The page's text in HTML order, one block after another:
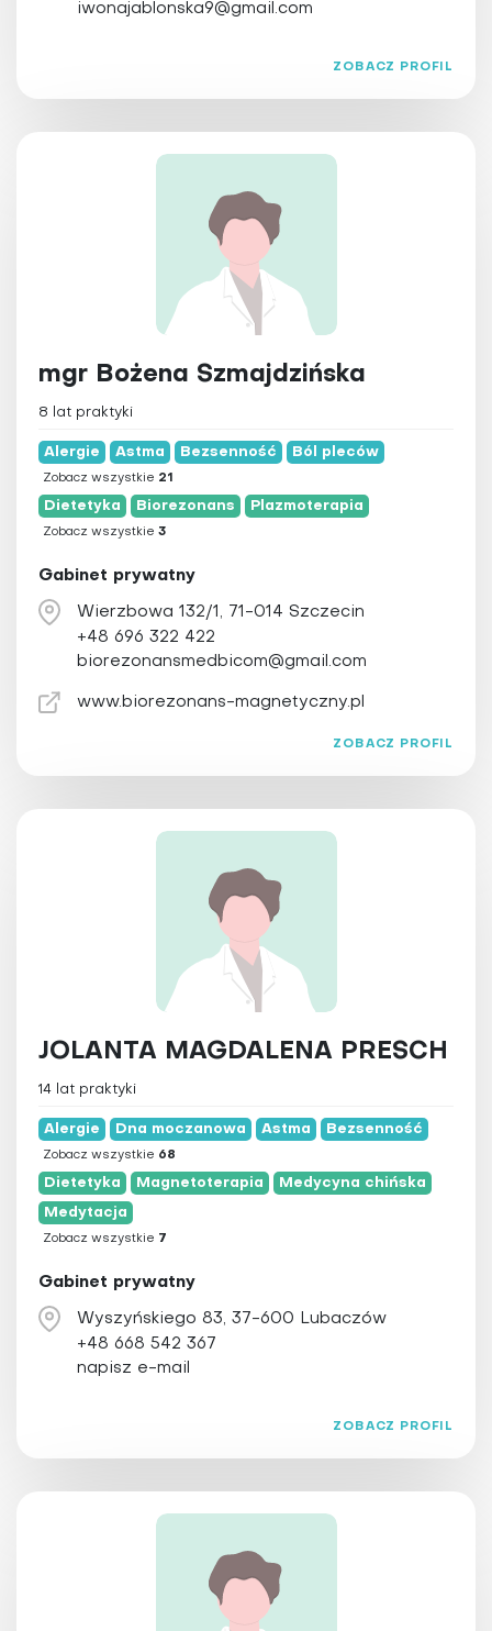
iwonajablonska9@gmail.com
ZOBACZ PROFIL
mgr Bożena Szmajdzińska
8 lat praktyki
Alergie Astma Bezsenność Ból pleców
Zobacz wszystkie 21
Dietetyka Biorezonans Plazmoterapia
Zobacz wszystkie 3
Gabinet prywatny
Wierzbowa 132/1, 71-014 Szczecin
+48 696 322 422
biorezonansmedbicom@gmail.com
www.biorezonans-magnetyczny.pl
ZOBACZ PROFIL
JOLANTA MAGDALENA PRESCH
14 lat praktyki
Alergie Dna moczanowa Astma Bezsenność
Zobacz wszystkie 68
Dietetyka Magnetoterapia Medycyna chińska
Medytacja
Zobacz wszystkie 7
Gabinet prywatny
Wyszyńskiego 83, 37-600 Lubaczów
+48 668 542 367
napisz e-mail
ZOBACZ PROFIL